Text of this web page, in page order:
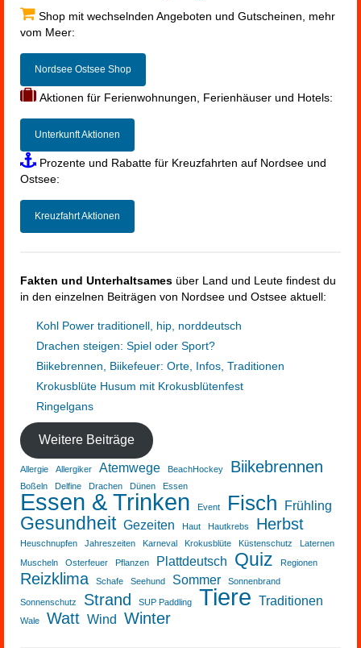
Shop mit wechselnden Angeboten und Gutscheinen, mehr
vom Meer:
Nordsee Ostsee Shop
Aktionen für Ferienwohnungen, Ferienhäuser und Hotels:
Unterkunft Aktionen
Prozente und Rabatte für Kreuzfahrten auf Nordsee und
Ostsee:
Kreuzfahrt Aktionen
Fakten und Unterhaltsames über Land und Leute findest du
in den einzelnen Beiträgen von Nordsee und Ostsee aktuell:
Kohl Power traditionell, hip, norddeutsch
Drachen steigen: Spiel oder Sport?
Biikebrennen, Biikefeuer: Orte, Infos, Traditionen
Krokusblüte Husum mit Krokusblütenfest
Ringelgans
Weitere Beiträge
Allergie Allergiker Atemwege BeachHockey Biikebrennen
Boßeln Delfine Drachen Dünen Essen
Essen & Trinken Event Fisch Frühling
Gesundheit Gezeiten Haut Hautkrebs Herbst
Heuschnupfen Jahreszeiten Karneval Krokusblüte Küstenschutz
Laternen
Muscheln
Osterfeuer Pflanzen Plattdeutsch Quiz Regionen
Reizklima Schafe Seehund Sommer Sonnenbrand
Sonnenschutz Strand SUP Paddling Tiere Traditionen
Wale Watt Wind Winter